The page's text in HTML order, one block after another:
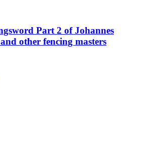
Part 2 of Johannes
other fencing masters